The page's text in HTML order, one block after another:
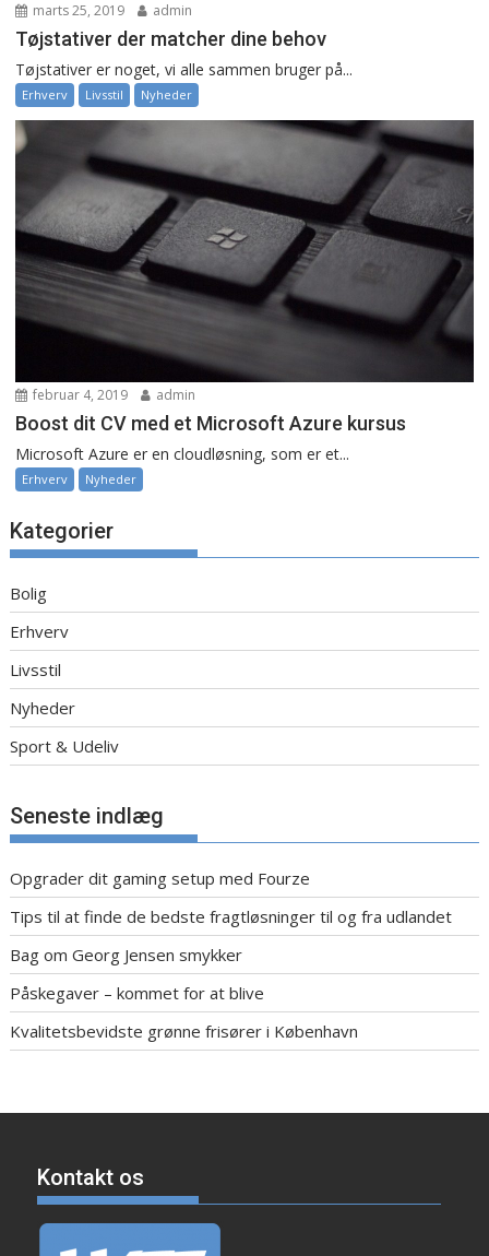
marts 25, 2019 admin
Tøjstativer der matcher dine behov
Tøjstativer er noget, vi alle sammen bruger på...
Erhverv Livsstil Nyheder
februar 4, 2019 admin
Boost dit CV med et Microsoft Azure kursus
Microsoft Azure er en cloudløsning, som er et...
Erhverv Nyheder
Kategorier
Bolig
Erhverv
Livsstil
Nyheder
Sport & Udeliv
Seneste indlæg
Opgrader dit gaming setup med Fourze
Tips til at finde de bedste fragtløsninger til og fra udlandet
Bag om Georg Jensen smykker
Påskegaver – kommet for at blive
Kvalitetsbevidste grønne frisører i København
Kontakt os